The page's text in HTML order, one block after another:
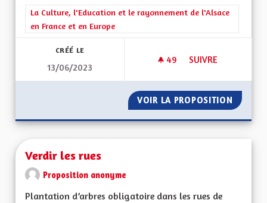
Filtrer les résultats de la catégorie : La Culture, l'Education et
La Culture, l'Education et le rayonnement de l'Alsace
en France et en Europe
CRÉÉ LE
13/06/2023
49 49 ABONNÉS
SUIVRE
VOIR LA PROPOSITION VERS
Verdir les rues
Proposition anonyme
Plantation d’arbres obligatoire dans les rues de